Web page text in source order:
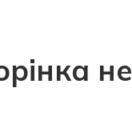
не